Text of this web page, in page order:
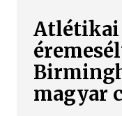
Atlétikai
magyar